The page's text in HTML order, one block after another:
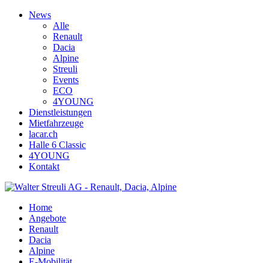
News
Alle
Renault
Dacia
Alpine
Streuli
Events
ECO
4YOUNG
Dienstleistungen
Mietfahrzeuge
lacar.ch
Halle 6 Classic
4YOUNG
Kontakt
Home
Angebote
Renault
Dacia
Alpine